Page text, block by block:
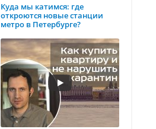
Куда мы катимся: где
откроются новые станции
метро в Петербурге?